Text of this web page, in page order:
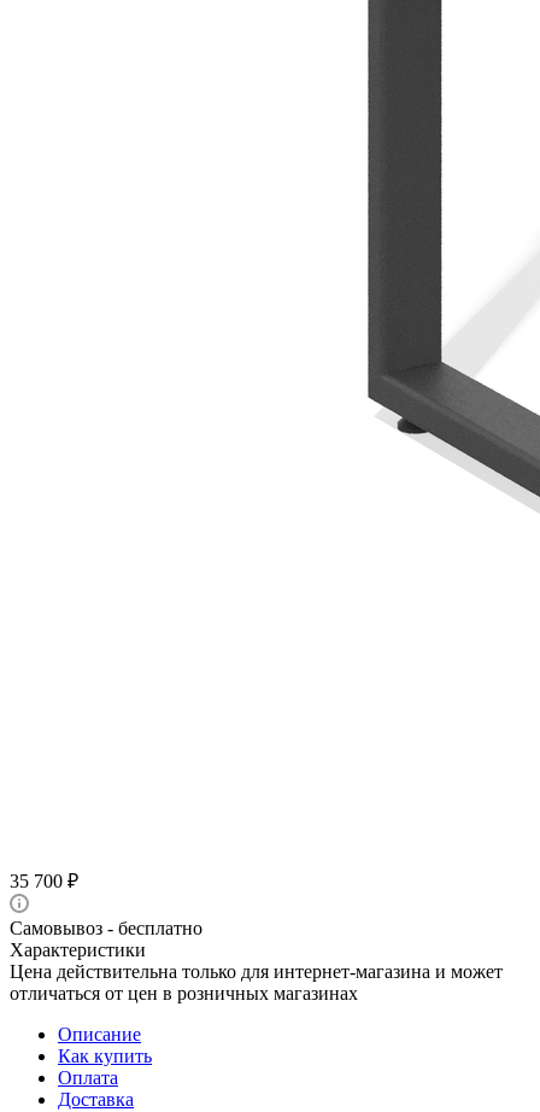
35 700 ₽
Самовывоз - бесплатно
Характеристики
Цена действительна только для интернет-магазина и может
отличаться от цен в розничных магазинах
Описание
Как купить
Оплата
Доставка